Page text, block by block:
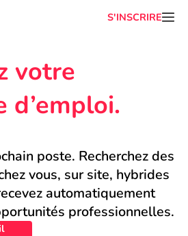
S'INSCRIRE
votre
d’emploi.
poste. Recherchez des
vous, sur site, hybrides
automatiquement
professionnelles.